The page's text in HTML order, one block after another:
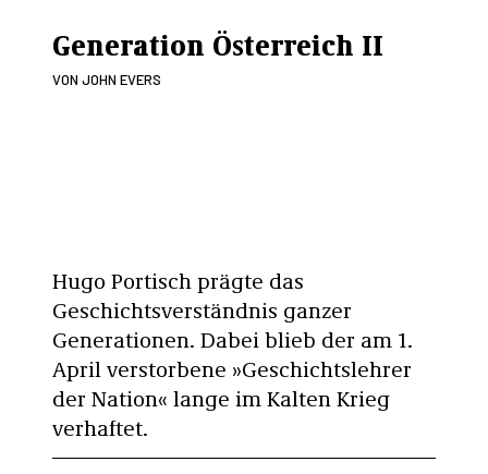
Generation Österreich II
VON JOHN EVERS
Hugo Portisch prägte das
Geschichtsverständnis ganzer
Generationen. Dabei blieb der am 1.
April verstorbene »Geschichtslehrer
der Nation« lange im Kalten Krieg
verhaftet.